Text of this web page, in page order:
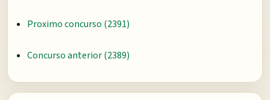
Proximo concurso (2391)
Concurso anterior (2389)